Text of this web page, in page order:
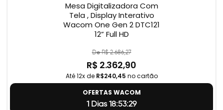
Mesa Digitalizadora Com
Tela , Display Interativo
Wacom One Gen 2 DTC121
12” Full HD
De R$ 2.686,27
R$ 2.362,90
Até 12x de R$240,45 no cartão
OFERTAS WACOM
1 Dias 18:53:28